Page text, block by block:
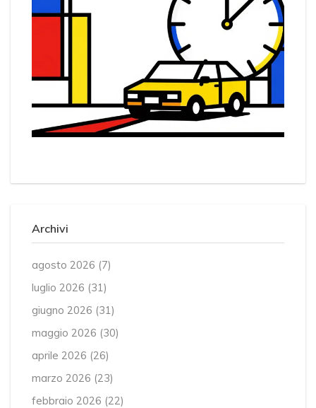
Archivi
agosto 2026 (7)
luglio 2026 (31)
giugno 2026 (31)
maggio 2026 (30)
aprile 2026 (26)
marzo 2026 (23)
febbraio 2026 (22)